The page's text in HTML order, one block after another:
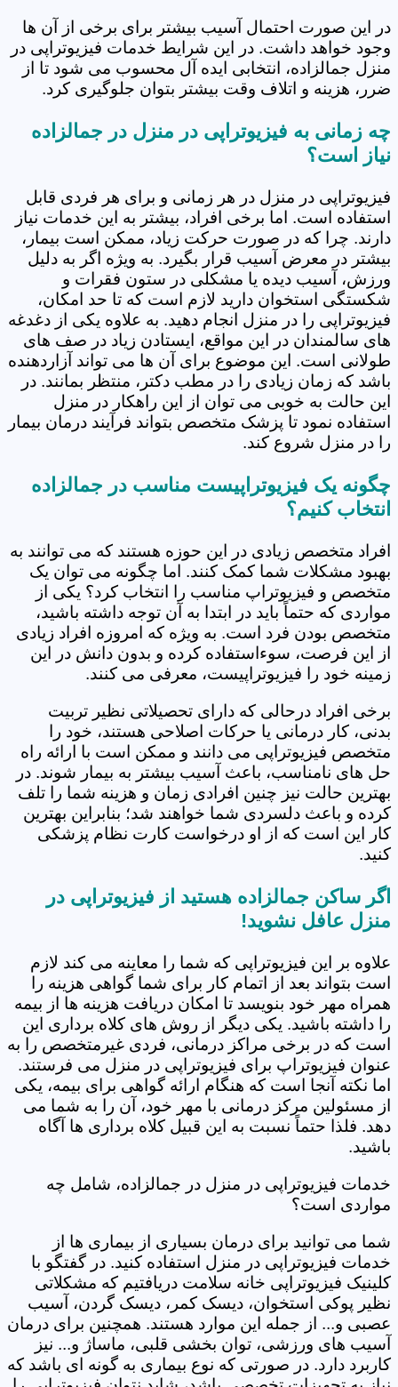
در این صورت احتمال آسیب بیشتر برای برخی از آن ها
وجود خواهد داشت. در این شرایط خدمات فیزیوتراپی در
منزل جمالزاده، انتخابی ایده آل محسوب می شود تا از
ضرر، هزینه و اتلاف وقت بیشتر بتوان جلوگیری کرد.
چه زمانی به فیزیوتراپی در منزل در جمالزاده
نیاز است؟
فیزیوتراپی در منزل در هر زمانی و برای هر فردی قابل
استفاده است. اما برخی افراد، بیشتر به این خدمات نیاز
دارند. چرا که در صورت حرکت زیاد، ممکن است بیمار،
بیشتر در معرض آسیب قرار بگیرد. به ویژه اگر به دلیل
ورزش، آسیب دیده یا مشکلی در ستون فقرات و
شکستگی استخوان دارید لازم است که تا حد امکان،
فیزیوتراپی را در منزل انجام دهید. به علاوه یکی از دغدغه
های سالمندان در این مواقع، ایستادن زیاد در صف های
طولانی است. این موضوع برای آن ها می تواند آزاردهنده
باشد که زمان زیادی را در مطب دکتر، منتظر بمانند. در
این حالت به خوبی می توان از این راهکار در منزل
استفاده نمود تا پزشک متخصص بتواند فرآیند درمان بیمار
را در منزل شروع کند.
چگونه یک فیزیوتراپیست مناسب در جمالزاده
انتخاب کنیم؟
افراد متخصص زیادی در این حوزه هستند که می توانند به
بهبود مشکلات شما کمک کنند. اما چگونه می توان یک
متخصص و فیزیوتراپ مناسب را انتخاب کرد؟ یکی از
مواردی که حتماً باید در ابتدا به آن توجه داشته باشید،
متخصص بودن فرد است. به ویژه که امروزه افراد زیادی
از این فرصت، سوءاستفاده کرده و بدون دانش در این
زمینه خود را فیزیوتراپیست، معرفی می کنند.
برخی افراد درحالی که دارای تحصیلاتی نظیر تربیت
بدنی، کار درمانی یا حرکات اصلاحی هستند، خود را
متخصص فیزیوتراپی می دانند و ممکن است با ارائه راه
حل های نامناسب، باعث آسیب بیشتر به بیمار شوند. در
بهترین حالت نیز چنین افرادی زمان و هزینه شما را تلف
کرده و باعث دلسردی شما خواهند شد؛ بنابراین بهترین
کار این است که از او درخواست کارت نظام پزشکی
کنید.
اگر ساکن جمالزاده هستید از فیزیوتراپی در
منزل عافل نشوید!
علاوه بر این فیزیوتراپی که شما را معاینه می کند لازم
است بتواند بعد از اتمام کار برای شما گواهی هزینه را
همراه مهر خود بنویسد تا امکان دریافت هزینه ها از بیمه
را داشته باشید. یکی دیگر از روش های کلاه برداری این
است که در برخی مراکز درمانی، فردی غیرمتخصص را به
عنوان فیزیوتراپ برای فیزیوتراپی در منزل می فرستند.
اما نکته آنجا است که هنگام ارائه گواهی برای بیمه، یکی
از مسئولین مرکز درمانی با مهر خود، آن را به شما می
دهد. فلذا حتماً نسبت به این قبیل کلاه برداری ها آگاه
باشید.
خدمات فیزیوتراپی در منزل در جمالزاده، شامل چه
مواردی است؟
شما می توانید برای درمان بسیاری از بیماری ها از
خدمات فیزیوتراپی در منزل استفاده کنید. در گفتگو با
کلینیک فیزیوتراپی خانه سلامت دریافتیم که مشکلاتی
نظیر پوکی استخوان، دیسک کمر، دیسک گردن، آسیب
عصبی و... از جمله این موارد هستند. همچنین برای درمان
آسیب های ورزشی، توان بخشی قلبی، ماساژ و... نیز
کاربرد دارد. در صورتی که نوع بیماری به گونه ای باشد که